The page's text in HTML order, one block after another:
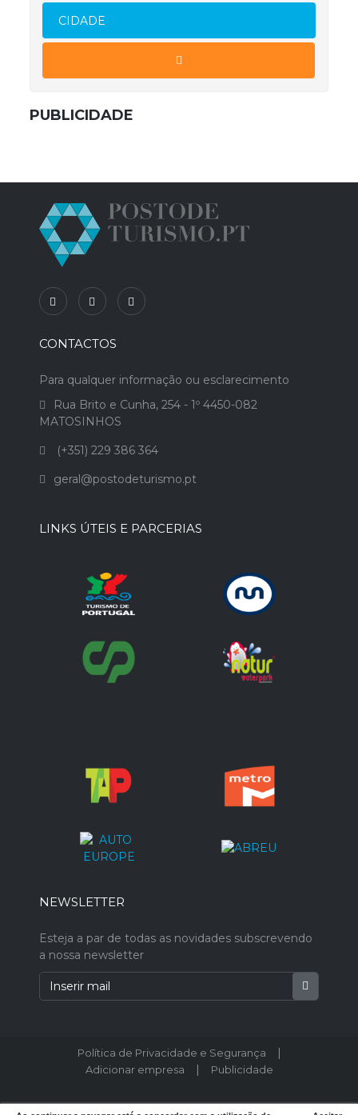
CIDADE
PUBLICIDADE
CONTACTOS
Para qualquer informação ou esclarecimento
Rua Brito e Cunha, 254 - 1º 4450-082
MATOSINHOS
(+351) 229 386 364
geral@postodeturismo.pt
LINKS ÚTEIS E PARCERIAS
NEWSLETTER
Esteja a par de todas as novidades subscrevendo
a nossa newsletter
Política de Privacidade e Segurança |
Adicionar empresa | Publicidade
© 2026 Postodeturismo.pt - Todos os direitos reservados. Designed by